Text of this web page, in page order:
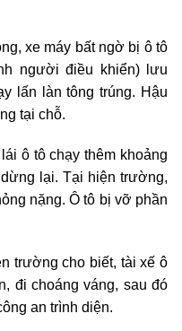
xe máy bất ngờ bị ô tô
người điều khiển) lưu
lấn làn tông trúng. Hậu
tại chỗ.
ô tô chạy thêm khoảng
lại. Tại hiện trường,
nặng. Ô tô bị vỡ phần
trường cho biết, tài xế ô
đi choáng váng, sau đó
an trình diện.